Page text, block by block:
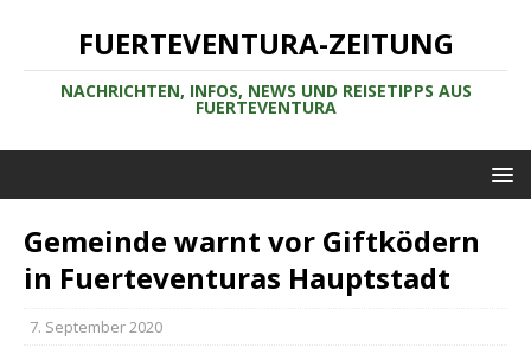
FUERTEVENTURA-ZEITUNG
NACHRICHTEN, INFOS, NEWS UND REISETIPPS AUS
FUERTEVENTURA
Gemeinde warnt vor Giftködern
in Fuerteventuras Hauptstadt
7. September 2020